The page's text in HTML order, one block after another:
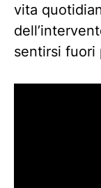
vita
sentirsi fuori